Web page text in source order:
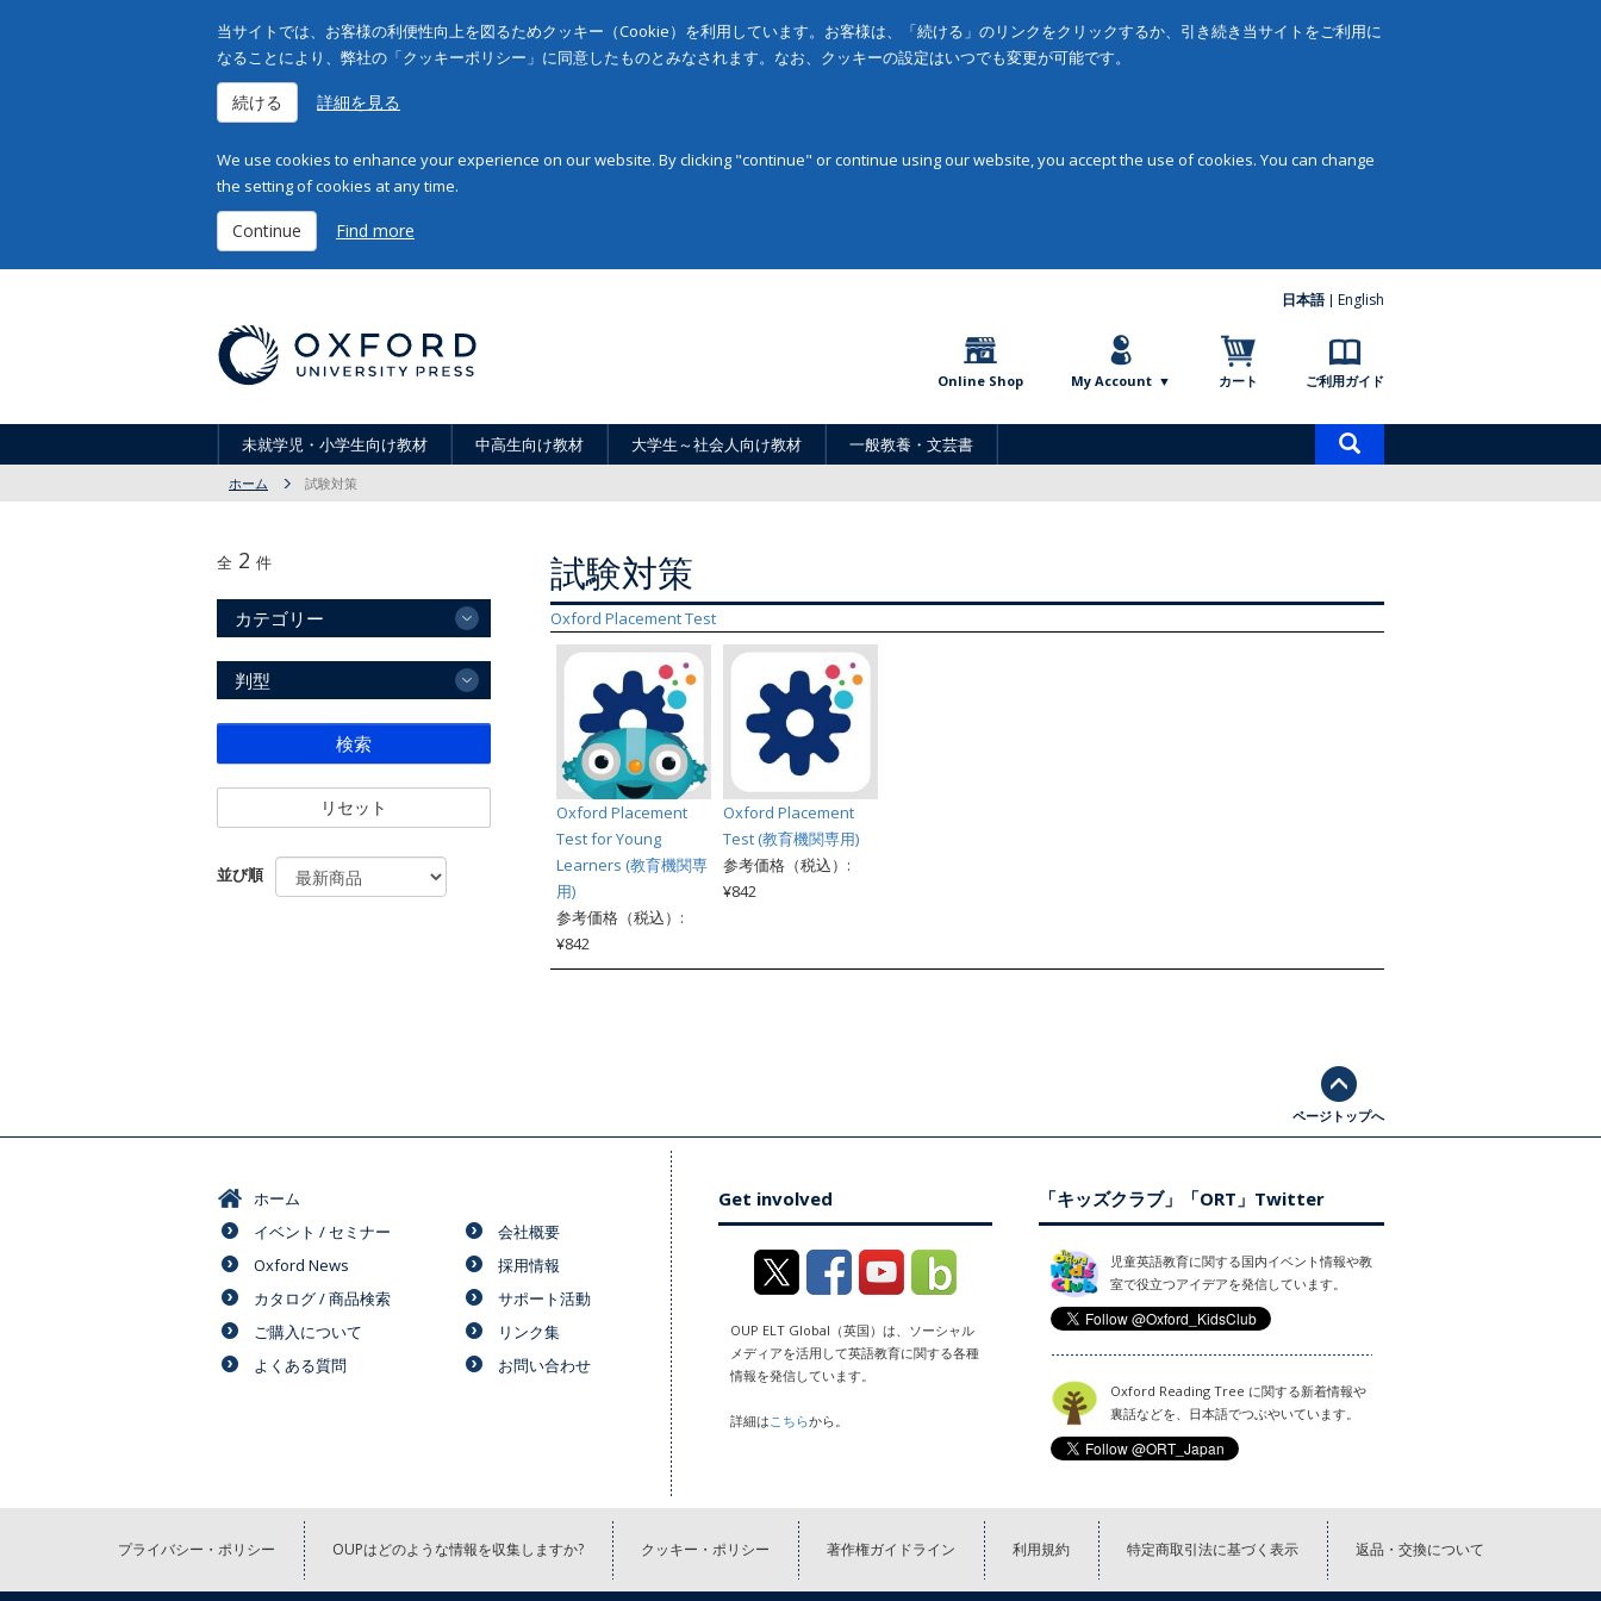
当サイトでは、お客様の利便性向上を図るためクッキー（Cookie）を利用しています。お客様は、「続ける」のリンクをクリックするか、引き続き当サイトをご利用に
なることにより、弊社の「クッキーポリシー」に同意したものとみなされます。なお、クッキーの設定はいつでも変更が可能です。
続ける 詳細を見る
We use cookies to enhance your experience on our website. By clicking "continue" or continue using our website, you accept the use of cookies. You can change
the setting of cookies at any time.
Continue Find more
日本語 English
Online Shop My Account カート ご利用ガイド
未就学児・小学生向け教材 中高生向け教材 大学生～社会人向け教材 一般教養・文芸書
ホーム 試験対策
試験対策
Oxford Placement Test
Oxford Placement
Test for Young
Learners (教育機関専
用)
参考価格（税込）:
¥842
Oxford Placement
Test (教育機関専用)
参考価格（税込）:
¥842
全 2 件
カテゴリー
判型
検索
リセット
並び順
ページトップへ
ホーム
イベント / セミナー
Oxford News
カタログ / 商品検索
ご購入について
よくある質問
会社概要
採用情報
サポート活動
リンク集
お問い合わせ
Get involved
OUP ELT Global（英国）は、ソーシャル
メディアを活用して英語教育に関する各種
情報を発信しています。
詳細はこちらから。
「キッズクラブ」「ORT」Twitter
児童英語教育に関する国内イベント情報や教
室で役立つアイデアを発信しています。
Oxford Reading Tree に関する新着情報や
裏話などを、日本語でつぶやいています。
プライバシー・ポリシー OUPはどのような情報を収集しますか? クッキー・ポリシー 著作権ガイドライン 利用規約 特定商取引法に基づく表示 返品・交換について